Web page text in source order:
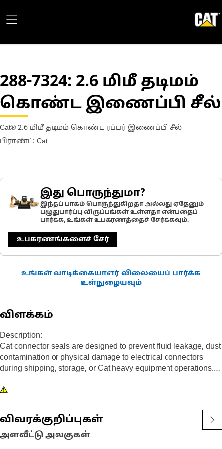
288-7324: 2.6 மிமீ தடிமம்
கொண்ட இணைப்பி சீல்
Cat® 2.6 மிமீ தடிமம் கொண்ட ரப்பர் இணைப்பி சீல்
பிராண்ட்: Cat
இது பொருந்துமா?
இந்தப் பாகம் பொருந்துகிறதா அல்லது ஏதேனும்
பழுதுபார்ப்பு விருப்பங்கள் உள்ளதா என்பதைப்
பார்க்க, உங்கள் உபகரணத்தைச் சேர்க்கவும்.
உபகரணங்களைச் சேர்
உங்கள் வாடிக்கையாளர் விலையைப் பார்க்க
உள்நுழையவும்
விளக்கம்
Description:
Cat connector seals are designed to prevent fluid leakage, dust
contamination or physical damage to electrical connectors
during shipping, storage, or Cat heavy equipment operations.
Attributes:
• Seals 108 - 120 pin plugs
Application:
விவரக்குறிப்புகள்
அளவீட்டு அலகுகள்